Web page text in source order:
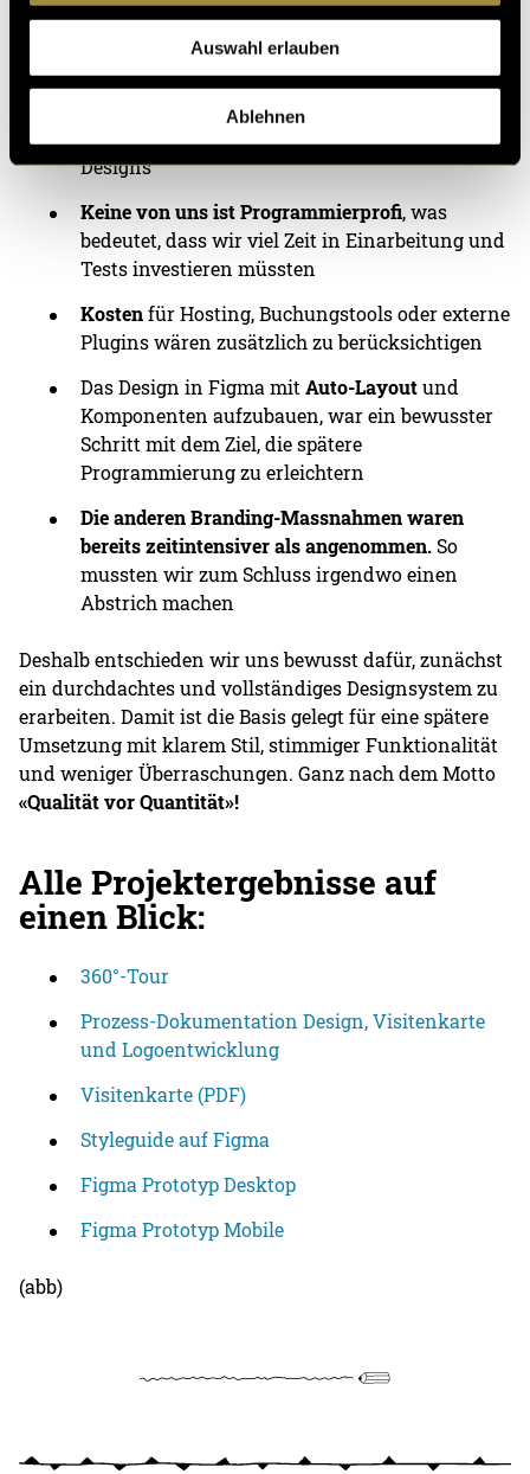
Auswahl erlauben
Ablehnen
Saison variieren, ist eine Funktion, die
entweder selbst programmiert oder über ein
Verhalten und die saubere
technische Umsetzung des detaillierten
Designs
Keine von uns ist Programmierprofi, was
bedeutet, dass wir viel Zeit in Einarbeitung und
Tests investieren müssten
Kostenfür Hosting, Buchungstools oder externe
Plugins wären zusätzlich zu berücksichtigen
Das Design in Figma mitAuto-Layoutund
Komponenten aufzubauen, war ein bewusster
Schritt mit dem Ziel, die spätere
Programmierung zu erleichtern
Die anderenBranding-Massnahmen waren
bereits zeitintensiver als angenommen.So
mussten wir zum Schluss irgendwo einen
Abstrich machen
Deshalb entschieden wir uns bewusst dafür, zunächst
ein durchdachtes und vollständiges Designsystem zu
erarbeiten. Damit ist die Basis gelegt für eine spätere
Umsetzung mit klarem Stil, stimmiger Funktionalität
und weniger Überraschungen. Ganz nach dem Motto
«Qualität vor Quantität»!
Alle Projektergebnisse auf
einen Blick:
360°-Tour
Prozess-Dokumentation Design, Visitenkarte
und Logoentwicklung
Visitenkarte (PDF)
Styleguide auf Figma
Figma Prototyp Desktop
Figma Prototyp Mobile
(abb)